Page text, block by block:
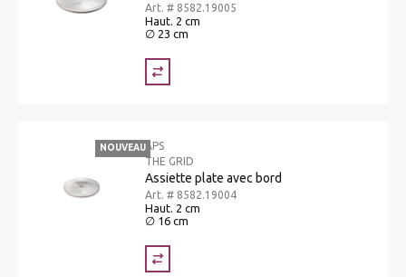
Art. # 8582.19005
Haut. 2 cm
∅ 23 cm
NOUVEAUAPS
THE GRID
Assiette plate avec bord
Art. # 8582.19004
Haut. 2 cm
∅ 16 cm